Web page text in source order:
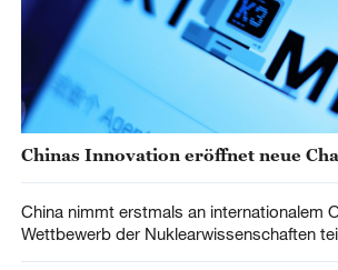
Chinas Innovation eröffnet neue
China nimmt erstmals an internationalem
Wettbewerb der Nuklearwissenschaften